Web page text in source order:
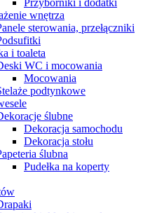
Przyborniki i dodatki
wnętrza
sterowania, przełączniki
i toaleta
WC i mocowania
Mocowania
podtynkowe
ślubne
Dekoracja samochodu
Dekoracja stołu
ślubna
Pudełka na koperty